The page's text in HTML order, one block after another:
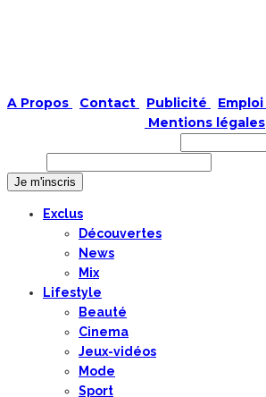
A Propos Contact Publicité Emploi
Mentions légales
Exclus
Découvertes
News
Mix
Lifestyle
Beauté
Cinema
Jeux-vidéos
Mode
Sport